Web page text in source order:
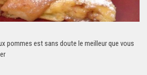
pommes est sans doute le meilleur que vous